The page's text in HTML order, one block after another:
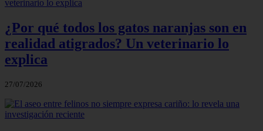
¿Por qué todos los gatos naranjas son en
realidad atigrados? Un veterinario lo
explica
27/07/2026